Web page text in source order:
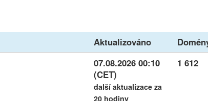
Aktualizováno
07.08.2026 00:10
(CET)
další aktualizace za
20 hodiny
1 612